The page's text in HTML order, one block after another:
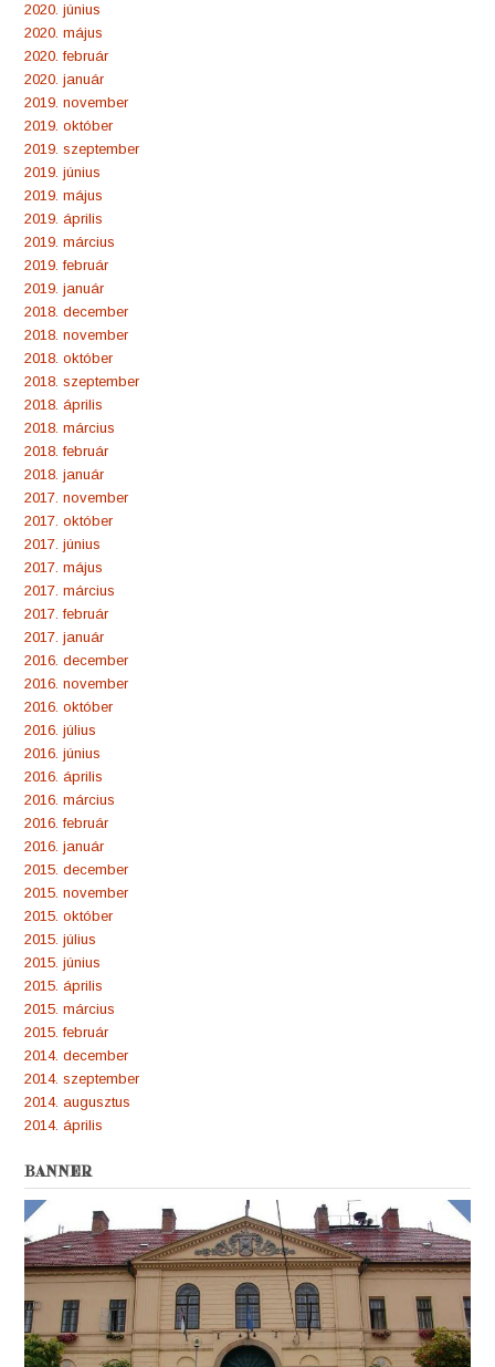
2020. június
2020. május
2020. február
2020. január
2019. november
2019. október
2019. szeptember
2019. június
2019. május
2019. április
2019. március
2019. február
2019. január
2018. december
2018. november
2018. október
2018. szeptember
2018. április
2018. március
2018. február
2018. január
2017. november
2017. október
2017. június
2017. május
2017. március
2017. február
2017. január
2016. december
2016. november
2016. október
2016. július
2016. június
2016. április
2016. március
2016. február
2016. január
2015. december
2015. november
2015. október
2015. július
2015. június
2015. április
2015. március
2015. február
2014. december
2014. szeptember
2014. augusztus
2014. április
BANNER